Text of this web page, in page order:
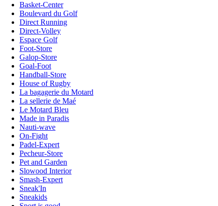
Basket-Center
Boulevard du Golf
Direct Running
Direct-Volley
Espace Golf
Foot-Store
Galop-Store
Goal-Foot
Handball-Store
House of Rugby
La bagagerie du Motard
La sellerie de Maé
Le Motard Bleu
Made in Paradis
Nauti-wave
On-Fight
Padel-Expert
Pecheur-Store
Pet and Garden
Slowood Interior
Smash-Expert
Sneak'In
Sneakids